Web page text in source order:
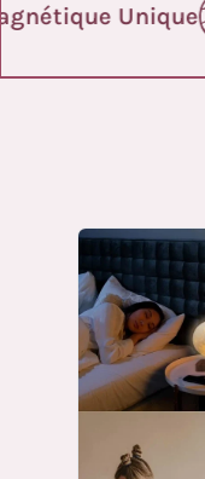
Unique